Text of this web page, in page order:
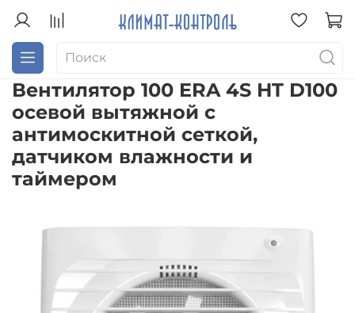
Вентилятор 100 ERA 4S HT D100
осевой вытяжной с
антимоскитной сеткой,
датчиком влажности и
таймером